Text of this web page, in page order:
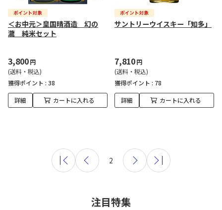
＜お中元＞皇国晴酒造 幻の
瀧 純米セット
3,800円
(送料・税込)
獲得ポイント : 38
詳細 カートに入れる
サントリーウイスキー「知多」
7,810円
(送料・税込)
獲得ポイント : 78
詳細 カートに入れる
2
注目特集